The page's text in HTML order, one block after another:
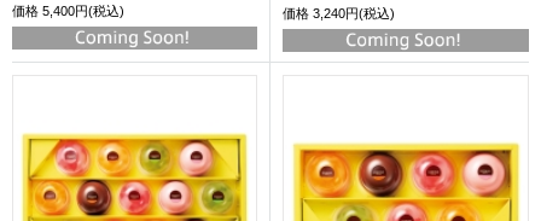
価格 5,400円(税込) 価格 3,240円(税込)